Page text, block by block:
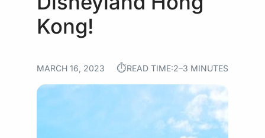
Kong!
MARCH 16, 2023 ⏱︎READ TIME:2–3 MINUTES